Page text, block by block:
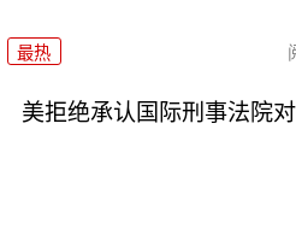
最热
美拒绝承认国际刑事法院